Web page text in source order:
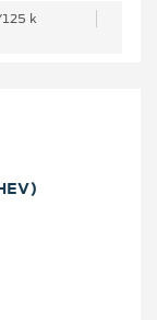
k